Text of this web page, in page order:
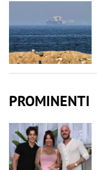
PROMINENTI